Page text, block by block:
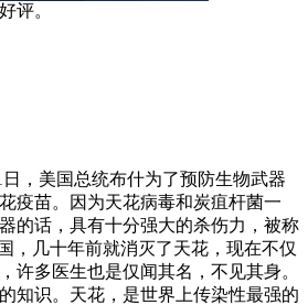
评。
日，美国总统布什为了预防生物武器
疫苗。因为天花病毒和炭疽杆菌一
的话，具有十分强大的杀伤力，被称
，几十年前就消灭了天花，现在不仅
许多医生也是仅闻其名，不见其身。
知识。天花，是世界上传染性最强的